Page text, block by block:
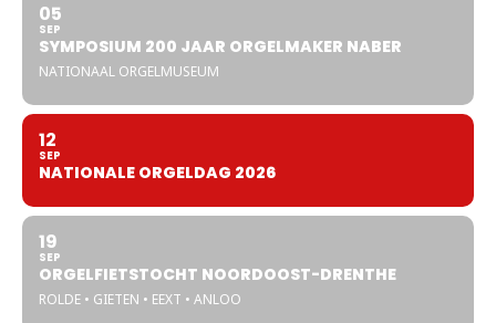
05
SEP
SYMPOSIUM 200 JAAR ORGELMAKER NABER
NATIONAAL ORGELMUSEUM
12
SEP
NATIONALE ORGELDAG 2026
19
SEP
ORGELFIETSTOCHT NOORDOOST-DRENTHE
ROLDE • GIETEN • EEXT • ANLOO